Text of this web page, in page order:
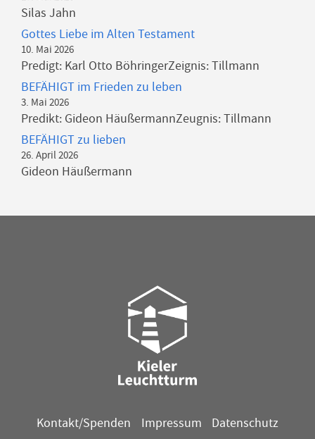
Silas Jahn
Gottes Liebe im Alten Testament
10. Mai 2026
Predigt: Karl Otto BöhringerZeignis: Tillmann
BEFÄHIGT im Frieden zu leben
3. Mai 2026
Predikt: Gideon HäußermannZeugnis: Tillmann
BEFÄHIGT zu lieben
26. April 2026
Gideon Häußermann
Kontakt/Spenden Impressum Datenschutz